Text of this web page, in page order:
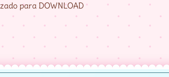
para DOWNLOAD